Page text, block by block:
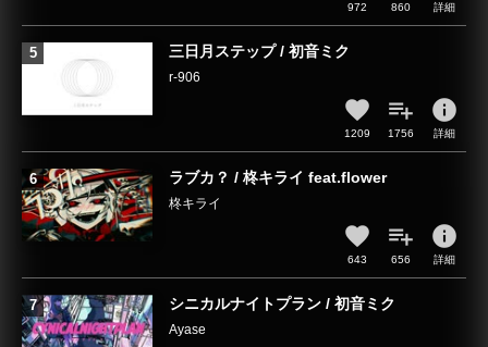
972 860 詳細
三日月ステップ / 初音ミク
r-906
1209 1756
info
詳細
ラブカ？ / 柊キライ feat.flower
柊キライ
643 656
info
詳細
シニカルナイトプラン / 初音ミク
Ayase